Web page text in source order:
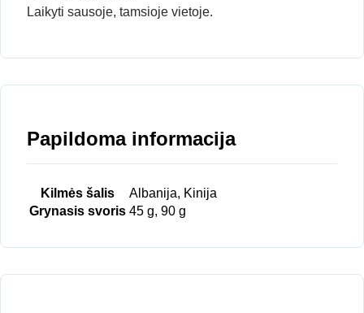
Laikyti sausoje, tamsioje vietoje.
Papildoma informacija
Kilmės šalis
Albanija, Kinija
Grynasis svoris 45 g, 90 g